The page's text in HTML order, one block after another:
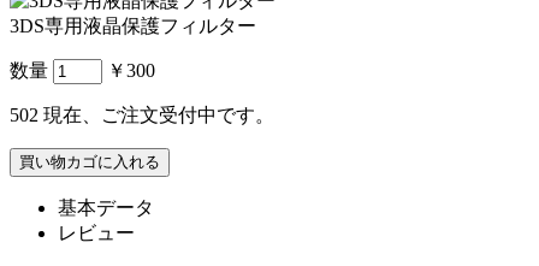
3DS専用液晶保護フィルター
数量 ￥300
502 現在、ご注文受付中です。
基本データ
レビュー